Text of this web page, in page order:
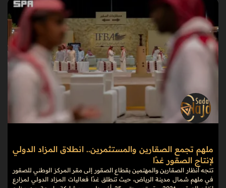
ملهم تجمع الصقارين والمستثمرين.. انطلاق المزاد الدولي
لإنتاج الصقور غدًا
تتجه أنظار الصقارين والمهتمين بقطاع الصقور إلى مقر المركز الوطني للصقور
في ملهم شمال مدينة الرياض، حيث تنطلق غدًا فعاليات المزاد الدولي لمزارع